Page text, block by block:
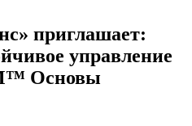
приглашает:
управление
Основы